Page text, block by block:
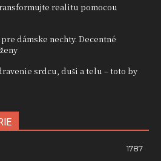
realitu pomocou
dámske nechty. Decentné
srdcu, duši a telu – toto by
1787